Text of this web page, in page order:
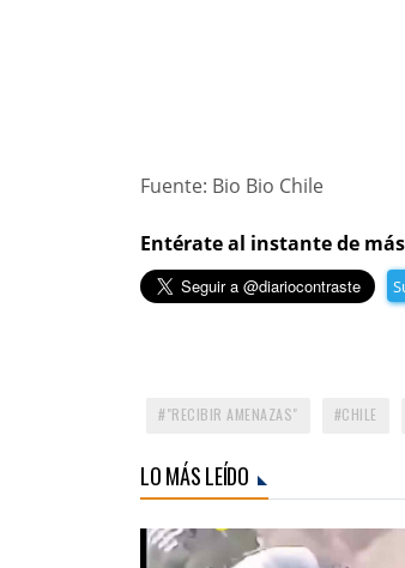
Fuente: Bio Bio Chile
Entérate al instante de
"RECIBIR AMENAZAS" CHILE
LO MÁS LEÍDO